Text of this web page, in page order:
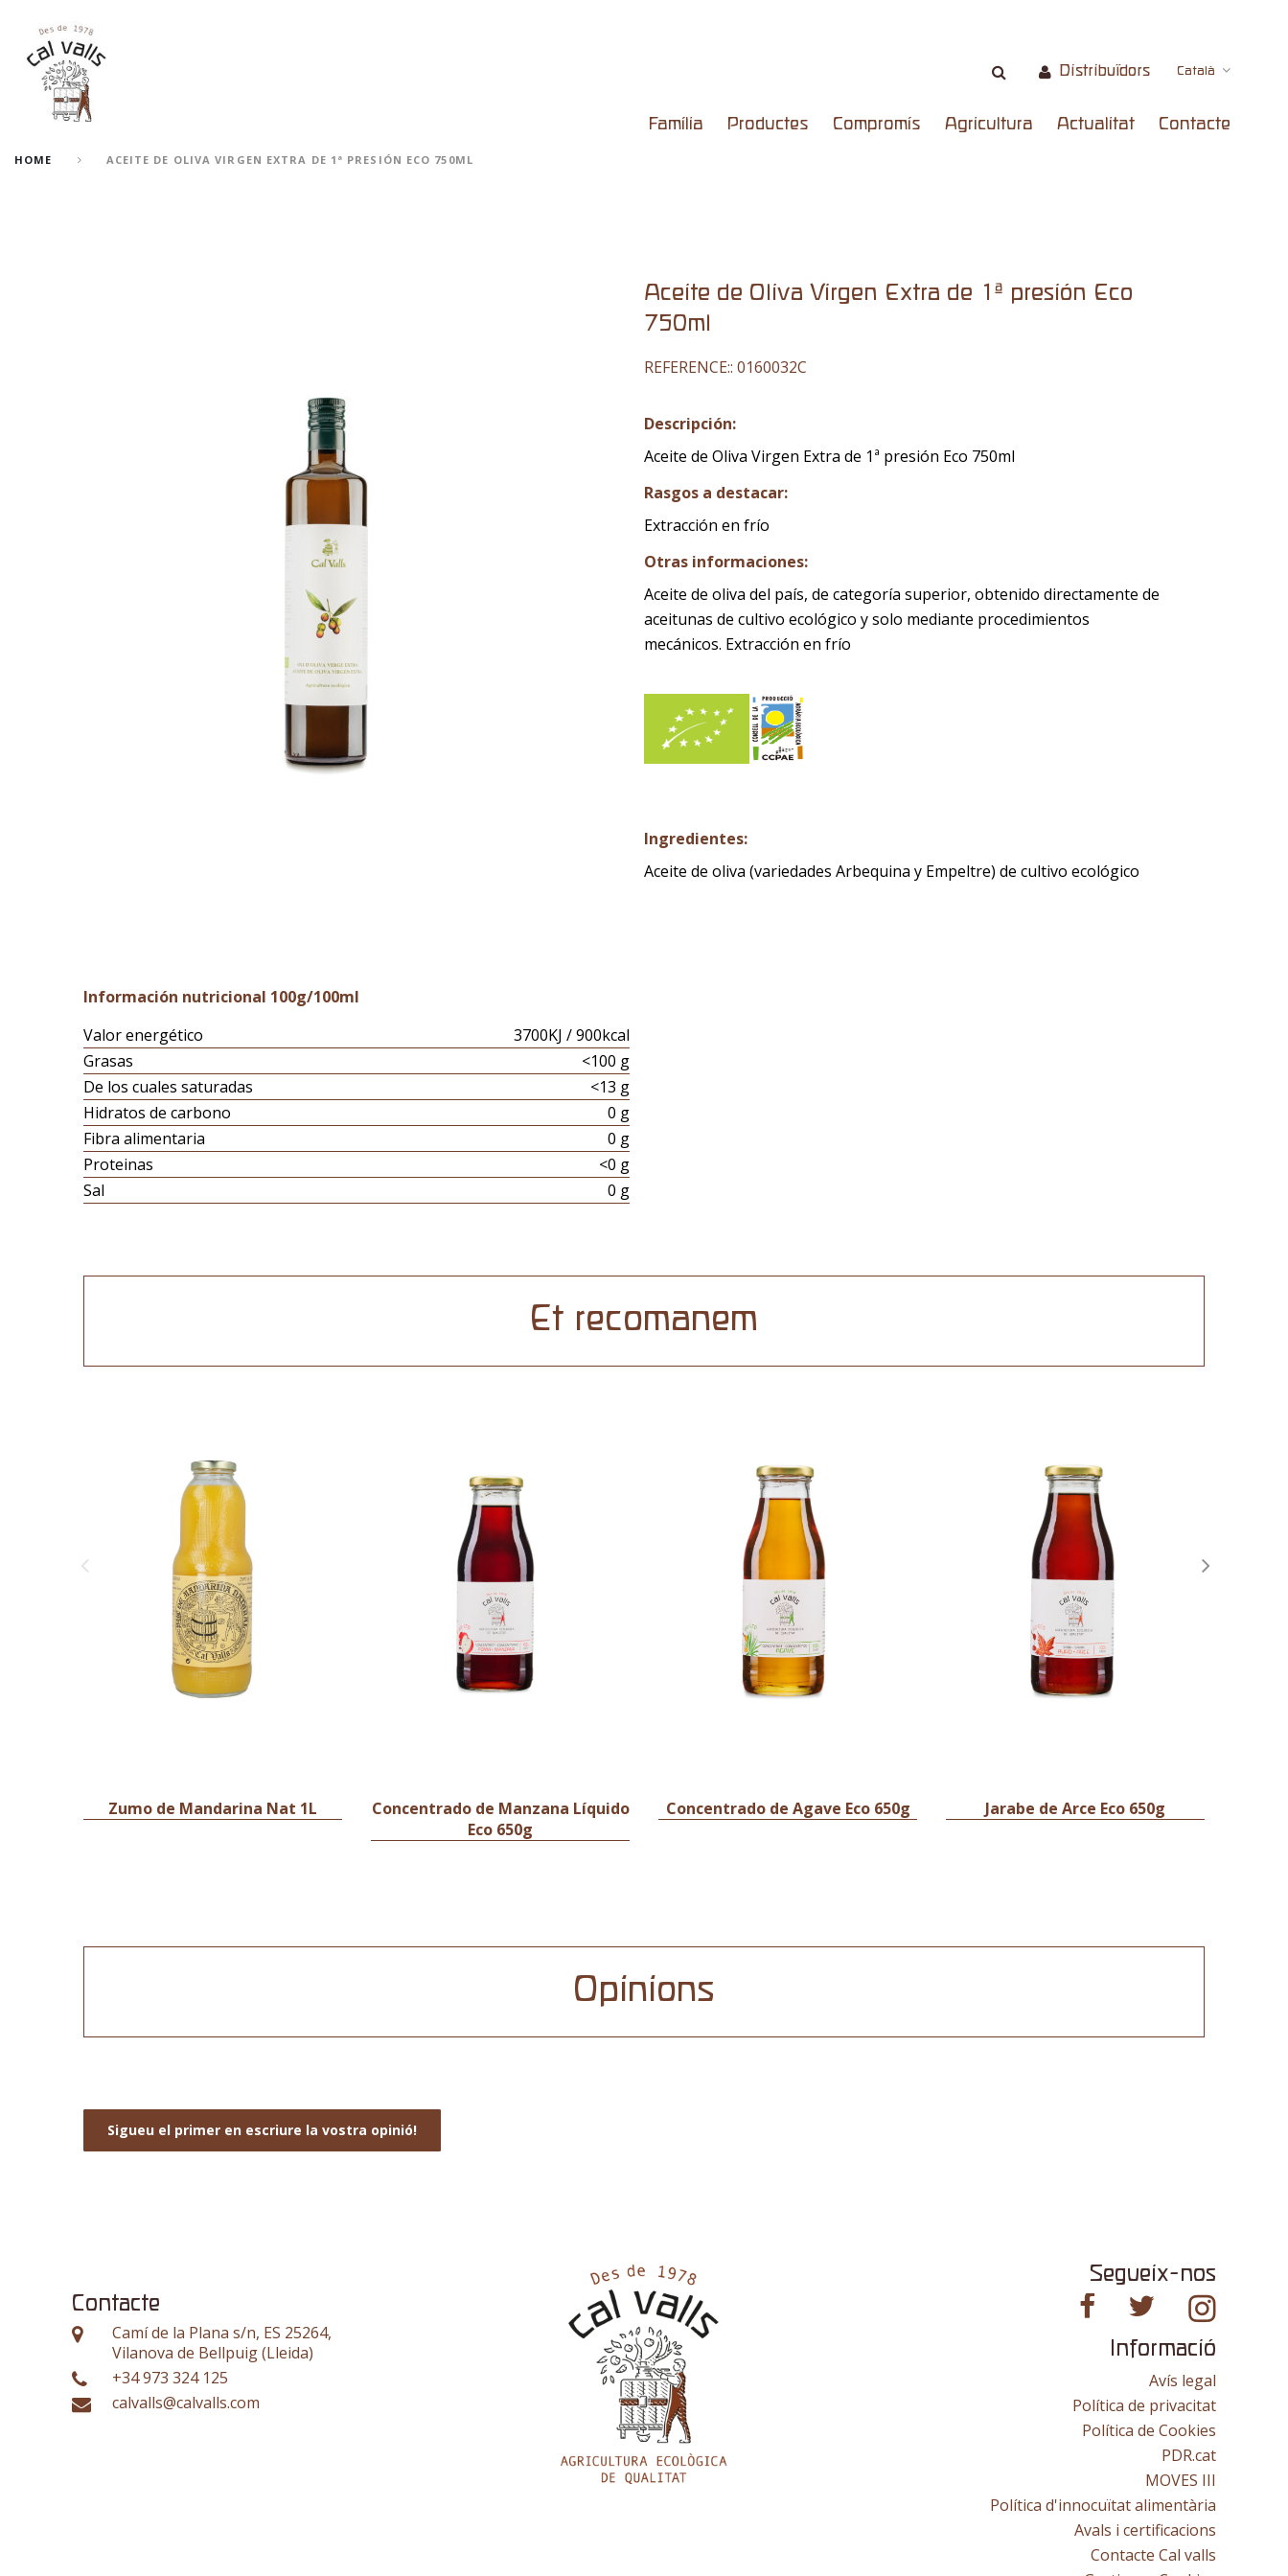
Distribuïdors Català
Família Productes Compromís Agricultura Actualitat Contacte
HOME ACEITE DE OLIVA VIRGEN EXTRA DE 1ª PRESIÓN ECO 750ML
Aceite de Oliva Virgen Extra de 1ª presión Eco
750ml
REFERENCE:: 0160032C
Descripción:
Aceite de Oliva Virgen Extra de 1ª presión Eco 750ml
Rasgos a destacar:
Extracción en frío
Otras informaciones:
Aceite de oliva del país, de categoría superior, obtenido directamente de
aceitunas de cultivo ecológico y solo mediante procedimientos
mecánicos. Extracción en frío
Ingredientes:
Aceite de oliva (variedades Arbequina y Empeltre) de cultivo ecológico
Información nutricional 100g/100ml
Valor energético
3700KJ / 900kcal
Grasas
<100 g
De los cuales saturadas
<13 g
Hidratos de carbono
0 g
Fibra alimentaria
0 g
Proteinas
<0 g
Sal
0 g
Et recomanem
Zumo de Mandarina Nat 1L
Concentrado de Manzana Líquido
Eco 650g
Concentrado de Agave Eco 650g Jarabe de Arce Eco 650g
Opinions
Sigueu el primer en escriure la vostra opinió!
Contacte
Camí de la Plana s/n, ES 25264,
Vilanova de Bellpuig (Lleida)
+34 973 324 125
calvalls@calvalls.com
Segueix-nos
Informació
Avís legal
Política de privacitat
Política de Cookies
PDR.cat
MOVES III
Política d'innocuïtat alimentària
Avals i certificacions
Contacte Cal valls